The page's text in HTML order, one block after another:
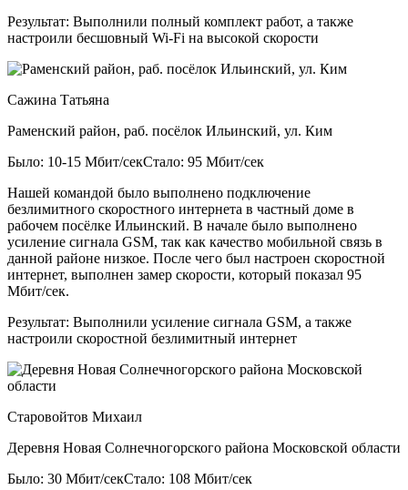
Результат: Выполнили полный комплект работ, а также
настроили бесшовный Wi-Fi на высокой скорости
Сажина Татьяна
Раменский район, раб. посёлок Ильинский, ул. Ким
Было: 10-15 Мбит/секСтало: 95 Мбит/сек
Нашей командой было выполнено подключение
безлимитного скоростного интернета в частный доме в
рабочем посёлке Ильинский. В начале было выполнено
усиление сигнала GSM, так как качество мобильной связь в
данной районе низкое. После чего был настроен скоростной
интернет, выполнен замер скорости, который показал 95
Мбит/сек.
Результат: Выполнили усиление сигнала GSM, а также
настроили скоростной безлимитный интернет
Старовойтов Михаил
Деревня Новая Солнечногорского района Московской области
Было: 30 Мбит/секСтало: 108 Мбит/сек